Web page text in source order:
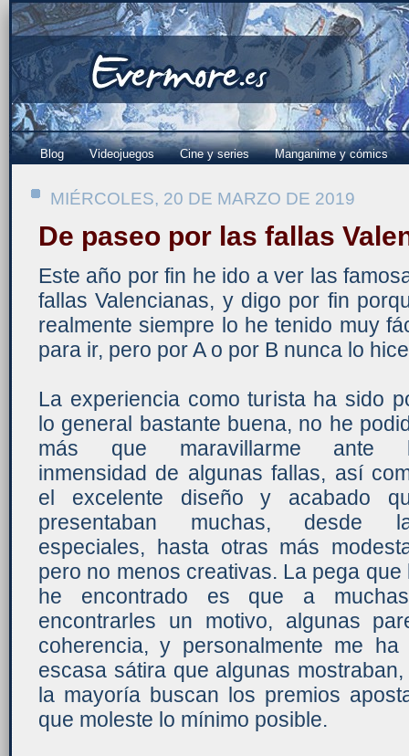
Blog Videojuegos Cine y series Manganime y cómics
MIÉRCOLES, 20 DE MARZO DE 2019
De paseo por las fallas
Este año por fin he ido a ver las
fallas Valencianas, y digo por fin
realmente siempre lo he tenido muy
para ir, pero por A o por B nunca lo
La experiencia como turista ha sido
lo general bastante buena, no he
más que maravillarme ante
inmensidad de algunas fallas, así
el excelente diseño y acabado
presentaban muchas, desde
especiales, hasta otras más
pero no menos creativas. La pega que
he encontrado es que a
encontrarles un motivo, algunas
coherencia, y personalmente me
escasa sátira que algunas
la mayoría buscan los premios
que moleste lo mínimo posible.